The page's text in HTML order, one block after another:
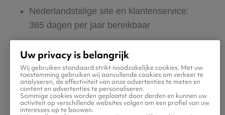
Nederlandstalige site en klantenservice:
365 dagen per jaar bereikbaar
Zeker van veilig boeken en betalen
Boek ook direct een hotel of huurauto voor
in Eindhoven
Uw privacy is belangrijk
Wij gebruiken standaard strikt noodzakelijke cookies. Met uw
toestemming gebruiken wij aanvullende cookies om verkeer te
analyseren, de effectiviteit van onze advertenties te meten en
content en advertenties te personaliseren.
Sommige cookies worden geplaatst door derden en kunnen uw
activiteit op verschillende websites volgen om een profiel van uw
interesses op te bouwen.